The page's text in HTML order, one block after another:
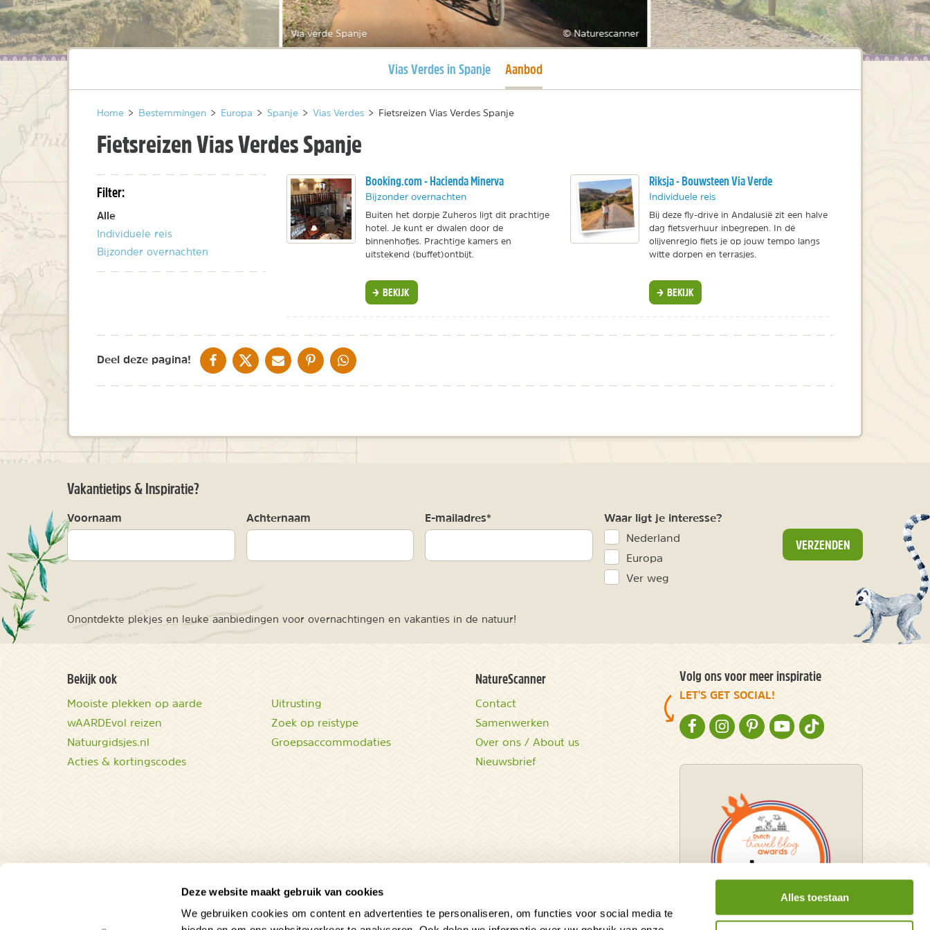
Deze website maakt gebruik van cookies
We gebruiken cookies om content en advertenties te personaliseren, om functies voor social media te
Alles toestaan
Via verde Spanje © Naturescanner
Huidige pagina
Vias Verdes in Spanje Huidige pagina
Aanbod
Home > Bestemmingen > Europa > Spanje > Vias Verdes > Fietsreizen Vias Verdes Spanje
Fietsreizen Vias Verdes Spanje
Filter:
Alle
Individuele reis
Bijzonder overnachten
Booking.com - Hacienda Minerva
Bijzonder overnachten
Buiten het dorpje Zuheros ligt dit prachtige
hotel. Je kunt er dwalen door de
binnenhofjes. Prachtige kamers en
uitstekend (buffet)ontbijt.
BEKIJK
Riksja - Bouwsteen Via Verde
Individuele reis
Bij deze fly-drive in Andalusië zit een halve
dag fietsverhuur inbegrepen. In dé
olijvenregio fiets je op jouw tempo langs
witte dorpen en terrasjes.
BEKIJK
Deel deze pagina! DELEN OP FACEBOOK
DELEN OP XDELEN VIA DE MAIL
DELEN OP PINTEREST
DELEN OP WHATSAPP
Vakantietips & Inspiratie?
Voornaam Achternaam E-mailadres* Waar ligt je interesse?
Nederland
Europa
Ver weg
VERZENDEN
Onontdekte plekjes en leuke aanbiedingen voor overnachtingen en vakanties in de natuur!
Bekijk ook
Mooiste plekken op aarde
wAARDEvol reizen
Natuurgidsjes.nl
Acties & kortingscodes
Uitrusting
Zoek op reistype
Groepsaccommodaties
NatureScanner
Contact
Samenwerken
Over ons / About us
Nieuwsbrief
Volg ons voor meer inspiratie
LET'S GET SOCIAL!
NATURESCANNER OP FACEBOOK
NATURESCANNER OP INSTAGRAM
NATURESCANNER OP PINTEREST
NATURESCANNER OP YOUTUBE
NATURESCANNER OP